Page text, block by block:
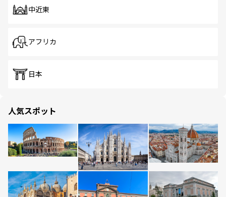
中近東
アフリカ
日本
人気スポット